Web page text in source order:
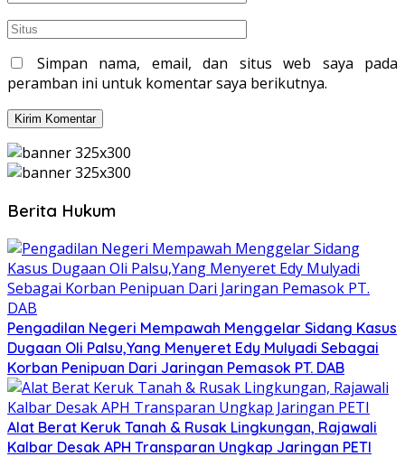
Simpan nama, email, dan situs web saya pada
peramban ini untuk komentar saya berikutnya.
Berita Hukum
Pengadilan Negeri Mempawah Menggelar Sidang Kasus
Dugaan Oli Palsu,Yang Menyeret Edy Mulyadi Sebagai
Korban Penipuan Dari Jaringan Pemasok PT. DAB
Alat Berat Keruk Tanah & Rusak Lingkungan, Rajawali
Kalbar Desak APH Transparan Ungkap Jaringan PETI